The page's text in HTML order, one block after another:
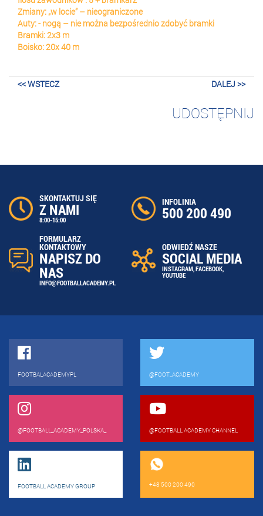
Zmiany: „w locie” – nieograniczone
Auty: - nogą – nie można bezpośrednio zdobyć bramki
Bramki: 2x3 m
Boisko: 20x 40 m
<< WSTECZ DALEJ >>
UDOSTĘPNIJ
SKONTAKTUJ SIĘ
Z NAMI
8:00-15:00
INFOLINIA
500 200 490
FORMULARZ
KONTAKTOWY
NAPISZ DO
NAS
INFO@FOOTBALLACADEMY.PL
ODWIEDŹ NASZE
SOCIAL MEDIA
INSTAGRAM,FACEBOOK,
YOUTUBE
FOOTBALACADEMYPL @FOOT_ACADEMY
@FOOTBALL_ACADEMY_POLSKA_ @FOOTBALL ACADEMY CHANNEL
FOOTBALL ACADEMY GROUP +48 500 200 490